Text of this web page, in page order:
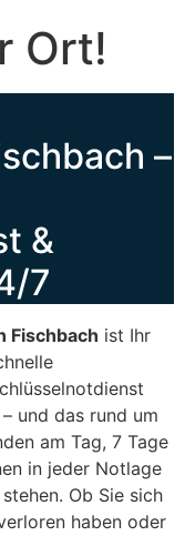
Ort!
–
&
7
Fischbach ist Ihr
und das rund um
am Tag, 7 Tage
in jeder Notlage
Ob Sie sich
haben oder